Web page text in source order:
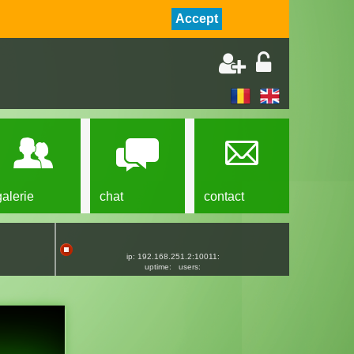
Accept
chat contact
ip: 192.168.251.2:10011:
uptime:
users: